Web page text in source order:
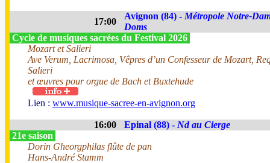
17:00
Avignon (84) - Métropole Notre-
Doms
Cycle de musiques sacrées du Festival 2026
Mozart et Salieri
Ave Verum, Lacrimosa, Vêpres d’un Confesseur de Mozart,
Salieri
et œuvres pour orgue de Bach et Buxtehude
Lien : www.musique-sacree-en-avignon.org
16:00 Epinal (88) - Nd au Cierge
21e saison
Dorin Gheorgphilas flûte de pan
Hans-André Stamm